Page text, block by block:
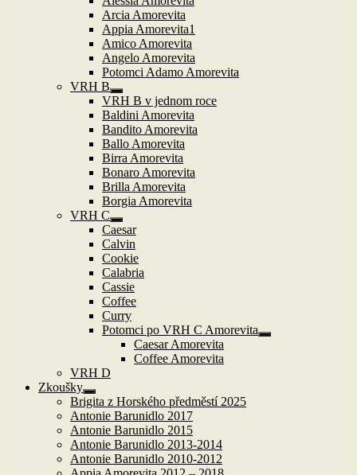
Arcia Amorevita
Appia Amorevita1
Amico Amorevita
Angelo Amorevita
Potomci Adamo Amorevita
VRH B
Zobrazit
podřazené
položky
VRH B v jednom roce
Baldini Amorevita
Bandito Amorevita
Ballo Amorevita
Birra Amorevita
Bonaro Amorevita
Brilla Amorevita
Borgia Amorevita
VRH C
Zobrazit
podřazené
položky
Caesar
Calvin
Cookie
Calabria
Cassie
Coffee
Curry
Potomci po VRH C Amorevita
Zobrazit
Caesar Amorevita
Coffee Amorevita
VRH D
Zkoušky
Zobrazit
podřazené
položky
Brigita z Horského předměstí 2025
Antonie Barunidlo 2017
Antonie Barunidlo 2015
Antonie Barunidlo 2013-2014
Antonie Barunidlo 2010-2012